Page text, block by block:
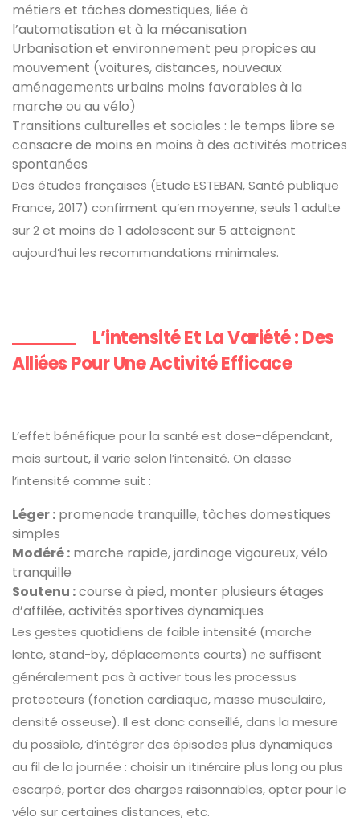
métiers et tâches domestiques, liée à
l’automatisation et à la mécanisation
Urbanisation et environnement peu propices au
mouvement (voitures, distances, nouveaux
aménagements urbains moins favorables à la
marche ou au vélo)
Transitions culturelles et sociales : le temps libre se
consacre de moins en moins à des activités motrices
spontanées
Des études françaises (Etude ESTEBAN, Santé publique
France, 2017) confirment qu’en moyenne, seuls 1 adulte
sur 2 et moins de 1 adolescent sur 5 atteignent
aujourd’hui les recommandations minimales.
L’intensité Et La Variété : Des
Alliées Pour Une Activité Efficace
L’effet bénéfique pour la santé est dose-dépendant,
mais surtout, il varie selon l’intensité. On classe
l’intensité comme suit :
Léger : promenade tranquille, tâches domestiques
simples
Modéré : marche rapide, jardinage vigoureux, vélo
tranquille
Soutenu :course à pied, monter plusieurs étages
d’affilée, activités sportives dynamiques
Les gestes quotidiens de faible intensité (marche
lente, stand-by, déplacements courts) ne suffisent
généralement pas à activer tous les processus
protecteurs (fonction cardiaque, masse musculaire,
densité osseuse). Il est donc conseillé, dans la mesure
du possible, d’intégrer des épisodes plus dynamiques
au fil de la journée : choisir un itinéraire plus long ou plus
escarpé, porter des charges raisonnables, opter pour le
vélo sur certaines distances, etc.